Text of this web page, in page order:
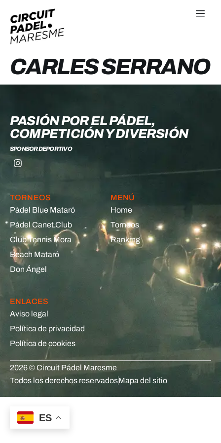
CARLES SERRANO
PASIÓN POR EL PÁDEL,
COMPETICIÓN Y DIVERSIÓN
SPONSOR DEPORTIVO
TORNEOS
Pàdel Blue Mataró
Pádel Canet Club
Club Tennis Mora
Beach Mataró
Don Ángel
MENÚ
Home
Torneos
Ranking
ENLACES
Aviso legal
Política de privacidad
Política de cookies
2026 © Circuit Pádel Maresme
Todos los derechos reservadosMapa del sitio
ES